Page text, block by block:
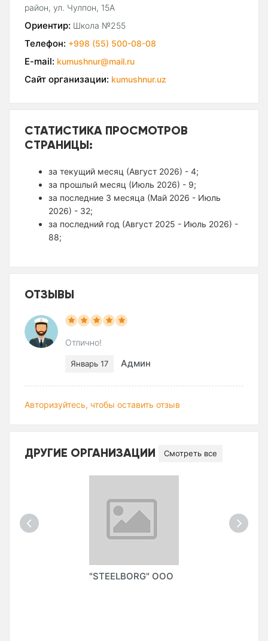
район, ул. Чулпон, 15А
Ориентир: Школа №255
Телефон: +998 (55) 500-08-08
E-mail: kumushnur@mail.ru
Сайт организации: kumushnur.uz
СТАТИСТИКА ПРОСМОТРОВ
СТРАНИЦЫ:
за текущий месяц (Август 2026) - 4;
за прошлый месяц (Июль 2026) - 9;
за последние 3 месяца (Май 2026 - Июль
2026) - 32;
за последний год (Август 2025 - Июль 2026) -
88;
ОТЗЫВЫ
Отлично!
Январь 17 Админ
Авторизуйтесь, чтобы оставить отзыв
ДРУГИЕ ОРГАНИЗАЦИИ Смотреть все
"STEELBORG" ООО